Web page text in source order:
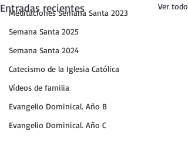
Meditaciones Semana Santa 2023
Semana Santa 2025
Semana Santa 2024
Catecismo de la Iglesia Católica
Vídeos de familia
Evangelio Dominical. Año B
Evangelio Dominical. Año C
Entradas recientes Ver todo